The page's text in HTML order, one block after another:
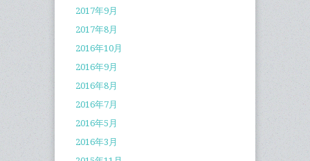
2017年9月
2017年8月
2016年10月
2016年9月
2016年8月
2016年7月
2016年5月
2016年3月